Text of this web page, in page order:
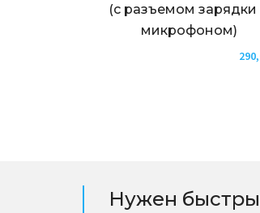
(с разъемом зарядки
микрофоном)
Нужен